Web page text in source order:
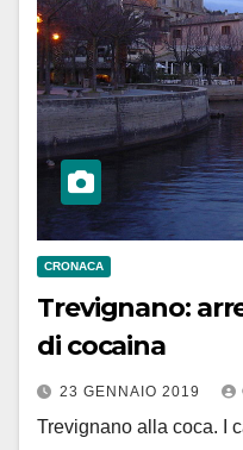
CRONACA
Trevignano:
di cocaina
23 GENNAIO 2019
Trevignano alla coca. I